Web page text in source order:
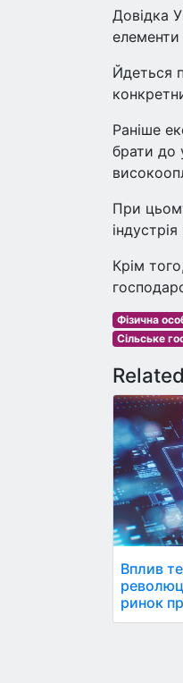
Довідка
елементи
Йдеться
Раніше
брати до
При
Крім
Фізична
Сільське
Вплив
ринок